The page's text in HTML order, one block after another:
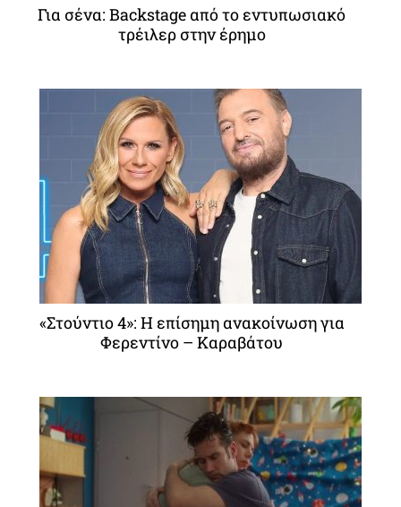
Για σένα: Backstage από το εντυπωσιακό
τρέιλερ στην έρημο
«Στούντιο 4»: Η επίσημη ανακοίνωση για
Φερεντίνο – Καραβάτου